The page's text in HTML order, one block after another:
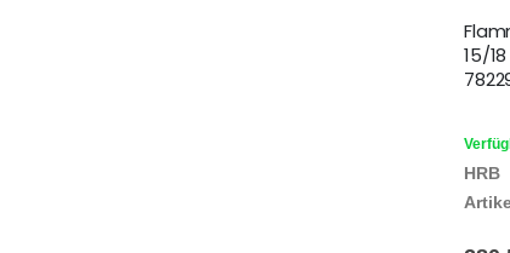
15/
HRB